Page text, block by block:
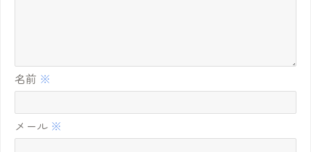
名前 ※
メール ※